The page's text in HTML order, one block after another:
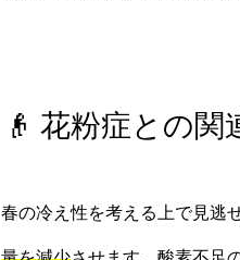
👴 花粉症との関
春の冷え性を考える上で見逃